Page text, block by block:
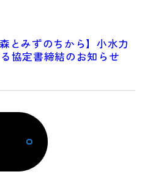
とみずのちから】小水力
協定書締結のお知らせ